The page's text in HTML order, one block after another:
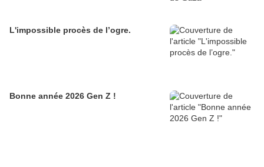
L'impossible procès de l’ogre.
Bonne année 2026 Gen Z !